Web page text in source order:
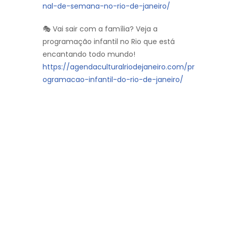
nal-de-semana-no-rio-de-janeiro/
🎭 Vai sair com a família? Veja a
programação infantil no Rio que está
encantando todo mundo!
https://agendaculturalriodejaneiro.com/pr
ogramacao-infantil-do-rio-de-janeiro/